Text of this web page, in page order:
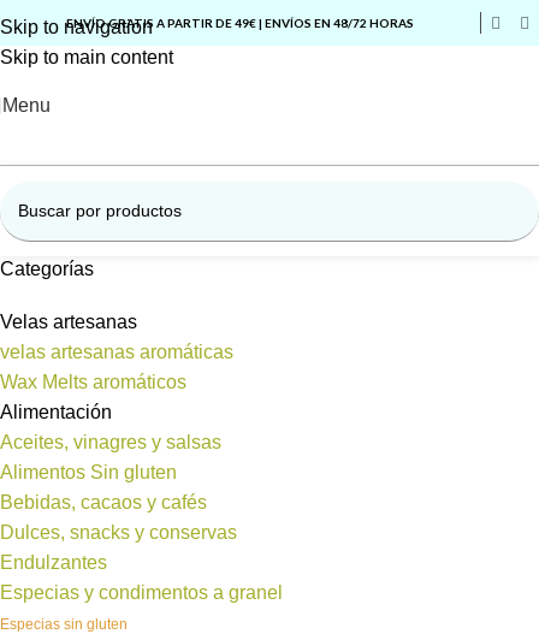
Skip to navigation
Skip to main content
ENVÍO GRATIS A PARTIR DE 49€ | ENVÍOS EN 48/72 HORAS
Menu
Categorías
Velas artesanas
velas artesanas aromáticas
Wax Melts aromáticos
Alimentación
Aceites, vinagres y salsas
Alimentos Sin gluten
Bebidas, cacaos y cafés
Dulces, snacks y conservas
Endulzantes
Especias y condimentos a granel
Especias sin gluten